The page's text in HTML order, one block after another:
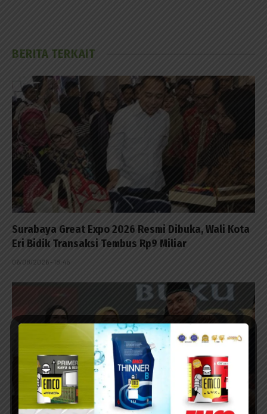
BERITA TERKAIT
Surabaya Great Expo 2026 Resmi Dibuka, Wali Kota
Eri Bidik Transaksi Tembus Rp9 Miliar
06/08/2026 - 18:45